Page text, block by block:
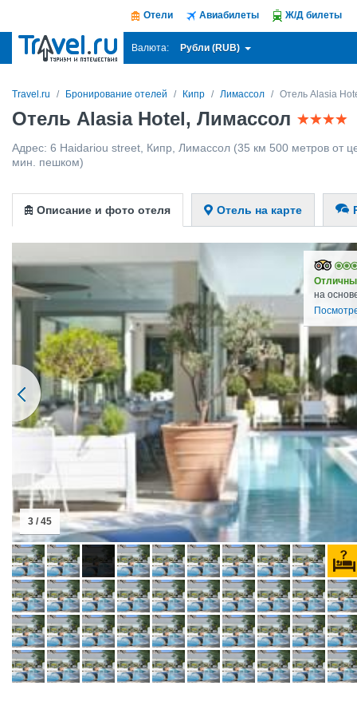
Отели Авиабилеты Ж/Д билеты
Валюта: Рубли (RUB)
Travel.ru Бронирование отелей Кипр Лимассол Отель Alasia
Отель Alasia Hotel, Лимассол
Адрес: 6 Haidariou street Кипр Лимассол (35 км 500 метров от
мин. пешком)
Описание и фото отеля Отель на карте
на
3 / 45